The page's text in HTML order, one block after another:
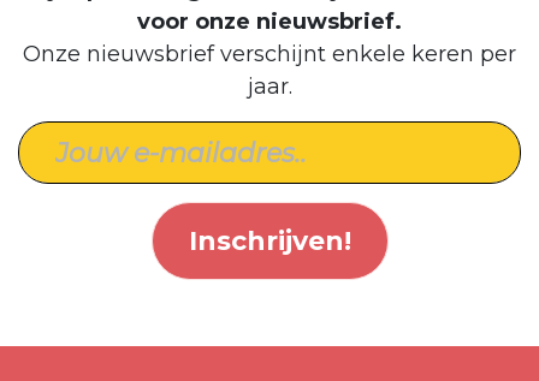
voor onze nieuwsbrief.
Onze nieuwsbrief verschijnt enkele keren per
jaar.
Inschrijven!